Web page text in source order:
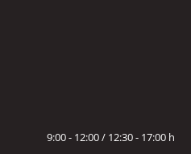
9:00 - 12:00 / 12:30 - 17:00 h